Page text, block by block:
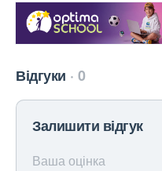
Відгуки 0
Залишити відгук
Ваша оцінка